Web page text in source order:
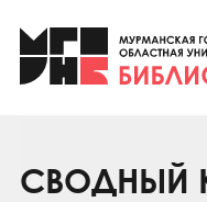
Клуб «Гиря и
Клуб
Коллегам
СВОДНЫЙ